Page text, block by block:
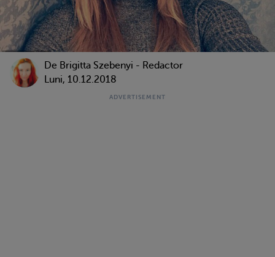
De Brigitta Szebenyi - Redactor
Luni, 10.12.2018